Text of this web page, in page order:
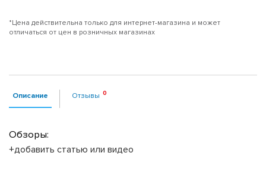
*Цена действительна только для интернет-магазина и может
отличаться от цен в розничных магазинах
Описание Отзывы
Обзоры:
+добавить статью или видео